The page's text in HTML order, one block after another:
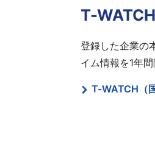
T-
登録した企業の
イム情報を1年
T-WATCH（